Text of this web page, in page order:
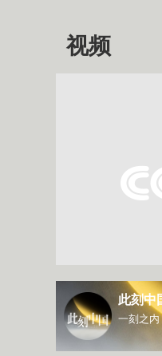
视频
此刻中
一刻之